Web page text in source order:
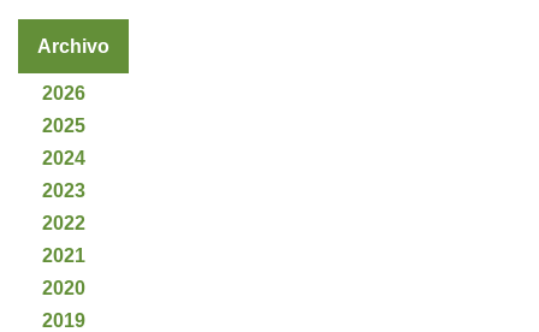
Archivo
2026
2025
2024
2023
2022
2021
2020
2019